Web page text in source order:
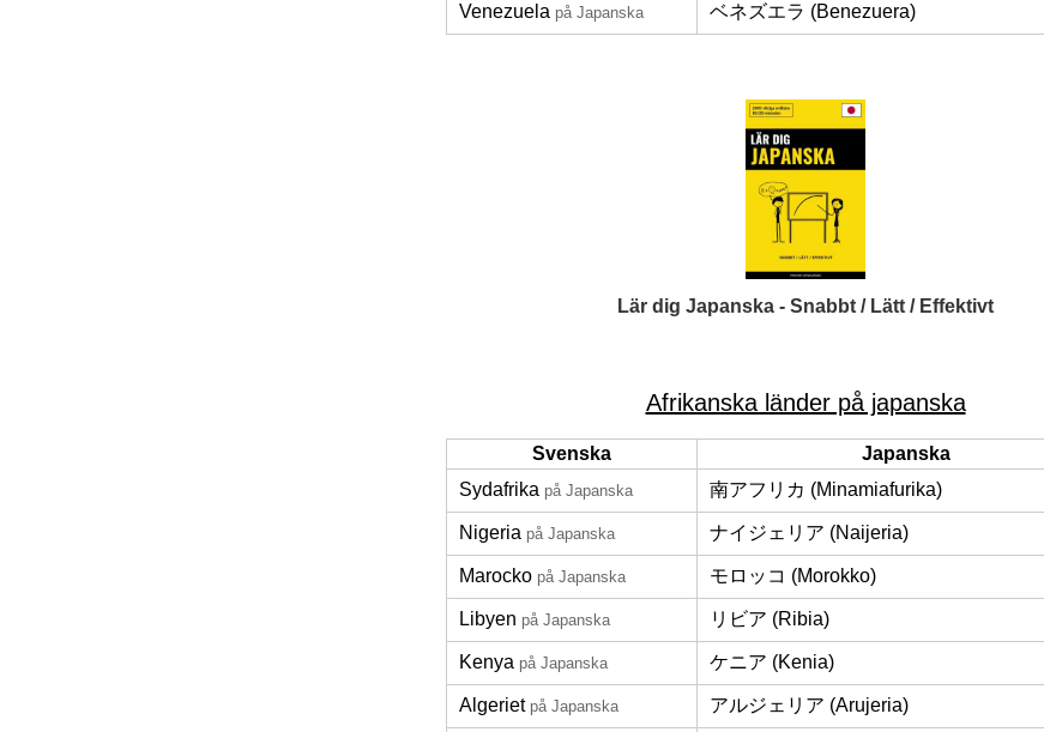
Venezuela på Japanska ベネズエラ (Benezuera)
Lär dig Japanska - Snabbt / Lätt / Effektivt
Afrikanska länder på japanska
Svenska
Japanska
Sydafrika på Japanska 南アフリカ (Minamiafurika)
Nigeria på Japanska ナイジェリア (Naijeria)
Marocko på Japanska モロッコ (Morokko)
Libyen på Japanska リビア (Ribia)
Kenya på Japanska ケニア (Kenia)
Algeriet på Japanska アルジェリア (Arujeria)